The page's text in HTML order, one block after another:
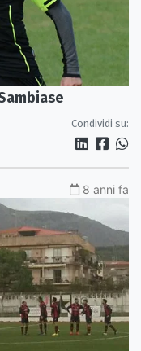
Condividi su:
8 anni fa